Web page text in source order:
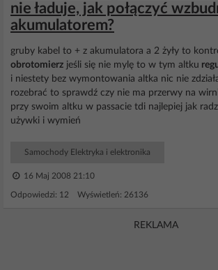
nie ładuje, jak połączyć
akumulatorem?
gruby kabel to + z akumulatora a 2 żyły to
obrotomierz jeśli się nie mylę to w tym altku
i niestety bez wymontowania altka nic nie
rozebrać to sprawdź czy nie ma przerwy na
przy swoim altku w passacie tdi najlepiej jak
używki i wymień
Samochody Elektryka i elektronika
16 Maj 2008 21:10
Odpowiedzi: 12 Wyświetleń: 26136
REKLAMA